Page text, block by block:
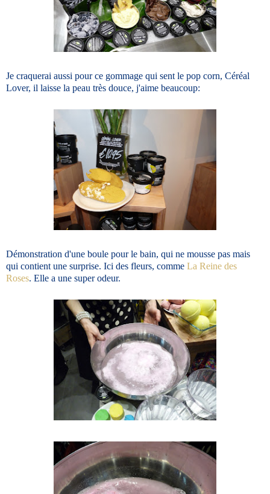
Je craquerai aussi pour ce gommage qui sent le pop corn, Céréal
Lover, il laisse la peau très douce, j'aime beaucoup:
Démonstration d'une boule pour le bain, qui ne mousse pas mais
qui contient une surprise. Ici des fleurs, comme La Reine des
Roses. Elle a une super odeur.